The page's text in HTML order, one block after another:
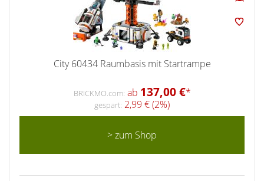
City 60434 Raumbasis mit Startrampe
BRICKMO.com: ab 137,00 €*
gespart: 2,99 € (2%)
> zum Shop